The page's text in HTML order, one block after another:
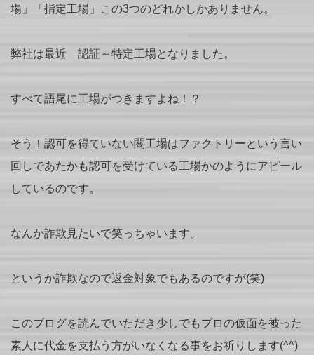
場」「指定工場」この3つのどれかしかありません。
弊社は最近 認証～特定工場となりました。
すべて語尾に工場がつきますよね！？
そう！認可を得ていない闇工場はファクトリーという言い
回しであたかも認可を受けている工場かのようにアピール
しているのです。
なんか詐欺見たいで笑っちゃいます。
というか詐欺なので返金対象でもあるのですが(笑)
このブログを読んでいただき少しでもプロの仮面を被った
素人に代金を支払う方がいなくなる事をお祈りします(^^)